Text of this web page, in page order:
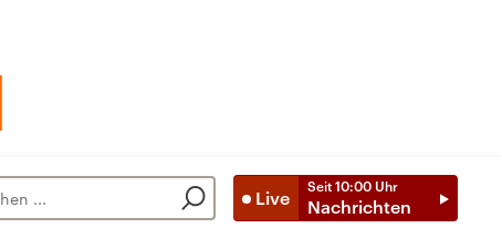
Live
Seit 10:00 Uhr
Nachrichten